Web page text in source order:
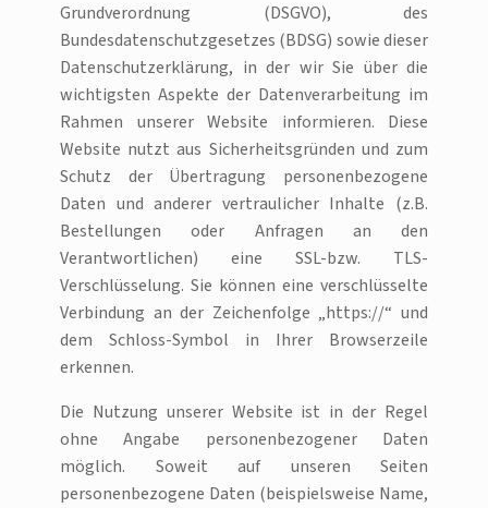
Grundverordnung (DSGVO), des
Bundesdatenschutzgesetzes (BDSG) sowie dieser
Datenschutzerklärung, in der wir Sie über die
wichtigsten Aspekte der Datenverarbeitung im
Rahmen unserer Website informieren. Diese
Website nutzt aus Sicherheitsgründen und zum
Schutz der Übertragung personenbezogene
Daten und anderer vertraulicher Inhalte (z.B.
Bestellungen oder Anfragen an den
Verantwortlichen) eine SSL-bzw. TLS-
Verschlüsselung. Sie können eine verschlüsselte
Verbindung an der Zeichenfolge „https://“ und
dem Schloss-Symbol in Ihrer Browserzeile
erkennen.
Die Nutzung unserer Website ist in der Regel
ohne Angabe personenbezogener Daten
möglich. Soweit auf unseren Seiten
personenbezogene Daten (beispielsweise Name,